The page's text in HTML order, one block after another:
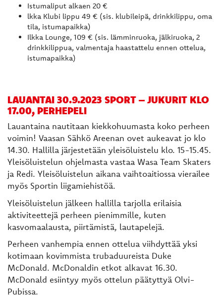
Istumaliput alkaen 20 €
lkka Klubi lippu 49 € (sis. klubileipä, drinkkilippu, oma
tila, istumapaikka)
Ilkka Lounge, 109 € (sis. lämminruoka, jälkiruoka, 2
drinkkilippua, valmentaja haastattelu ennen ottelua,
istumapaikka)
LAUANTAI 30.9.2023 SPORT – JUKURIT KLO
17.00, PERHEPELI
Lauantaina nautitaan kiekkohuumasta koko perheen
voimin! Vaasan Sähkö Areenan ovet aukeavat jo klo
14.30. Hallilla järjestetään yleisöluistelu klo. 15-15.45.
Yleisöluistelun ohjelmasta vastaa Wasa Team Skaters
ja Redi. Yleisöluistelun aikana vaihtoaitiossa vierailee
myös Sportin liigamiehistöä.
Yleisöluistelun jälkeen hallilla tarjolla erilaisia
aktiviteettejä perheen pienimmille, kuten
kasvomaalausta, piirtämistä, lautapelejä.
Perheen vanhempia ennen ottelua viihdyttää yksi
kotimaan kovimmista trubaduureista Duke
McDonald. McDonaldin etkot alkavat 16.30.
McDonald esiintyy myös ottelun päätyttyä Olvi-
Pubissa.